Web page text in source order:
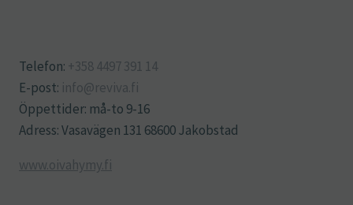
Telefon: +358 4497 391 14
E-post: info@reviva.fi
Öppettider: må-to 9-16
Adress: Vasavägen 131 68600 Jakobstad
www.oivahymy.fi